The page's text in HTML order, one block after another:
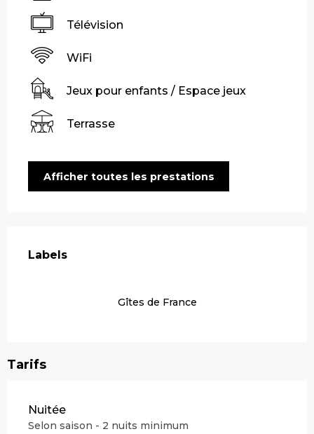
Télévision
WiFi
Jeux pour enfants / Espace jeux
Terrasse
Afficher toutes les prestations
Labels
Labels
Gîtes de France
Tarifs
Tarifs 2026
Nuitée
Selon saison - 2 nuits minimum